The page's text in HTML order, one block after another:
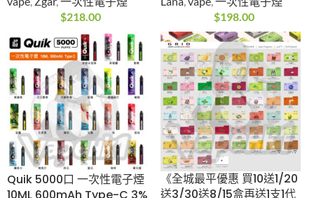
力煙阻/LED顯示屏
vape, Zgar, 一次性電子
煙
$218.00
用
Lana, vape, 一次性電
子煙
$198.00